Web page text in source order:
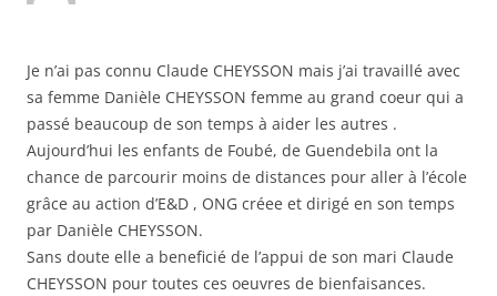
Je n’ai pas connu Claude CHEYSSON mais j’ai travaillé avec
sa femme Danièle CHEYSSON femme au grand coeur qui a
passé beaucoup de son temps à aider les autres .
Aujourd’hui les enfants de Foubé, de Guendebila ont la
chance de parcourir moins de distances pour aller à l’école
grâce au action d’E&D , ONG créee et dirigé en son temps
par Danièle CHEYSSON.
Sans doute elle a beneficié de l’appui de son mari Claude
CHEYSSON pour toutes ces oeuvres de bienfaisances.